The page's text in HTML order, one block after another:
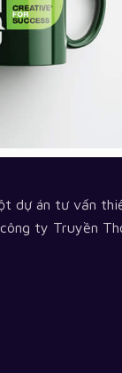
dự án tư vấn
ty Truyền